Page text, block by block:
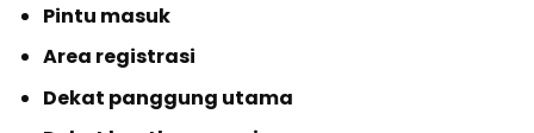
Pintu masuk
Area registrasi
Dekat panggung utama